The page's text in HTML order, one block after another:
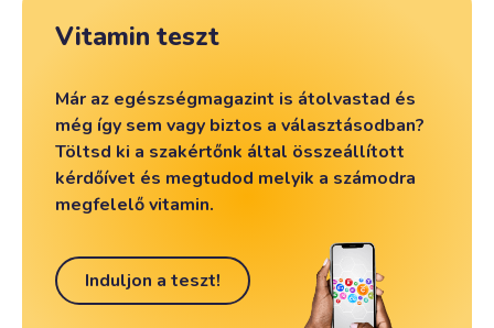
Vitamin teszt
Már az egészségmagazint is átolvastad és
még így sem vagy biztos a választásodban?
Töltsd ki a szakértőnk által összeállított
kérdőívet és megtudod melyik a számodra
megfelelő vitamin.
Induljon a teszt!